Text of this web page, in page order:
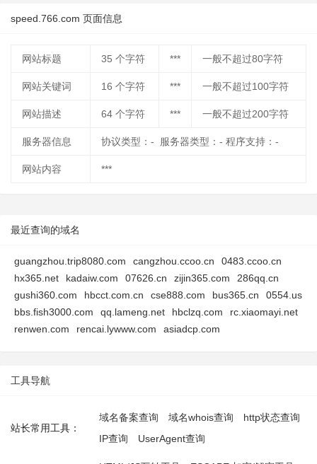
speed.766.com 页面信息
网站标题 35 个字符 *** 一般不超过80字符
网站关键词 16 个字符 *** 一般不超过100字符
网站描述 64 个字符 *** 一般不超过200字符
服务器信息 协议类型：- 服务器类型：- 程序支持：-
网站内容 ***
最近查询的域名
guangzhou.trip8080.com cangzhou.ccoo.cn
0483.ccoo.cn
hx365.net
kadaiw.com 07626.cn zijin365.com
286qq.cn
gushi360.com
hbcct.com.cn cse888.com bus365.cn
0554.us
bbs.fish3000.com
qq.lameng.net hbclzq.com
rc.xiaomayi.net
renwen.com
rencai.lywww.com asiadcp.com
工具导航
站长常用工具：
域名备案查询 域名whois查询
http状态查询
IP查询
UserAgent查询